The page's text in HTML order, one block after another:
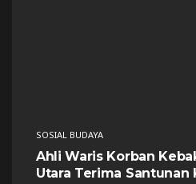
SOSIAL BUDAYA
Ahli Waris Korban
Utara Terima Santunan